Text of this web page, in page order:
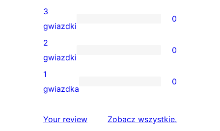
gwiazdkowych
recenzja
4-
gwiazdkowa
0
recenzji
3-
gwiazdkowych
3
gwiazdki
0
0
recenzji
2-
2
gwiazdki
0
0
1-
1
gwiazdka
0
Your review Zobacz wszystkierecenzje
.